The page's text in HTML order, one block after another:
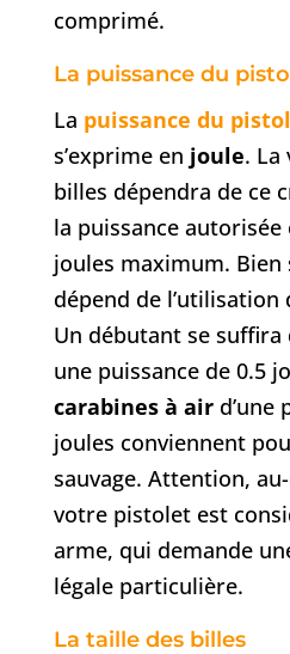
comprimé.
La puissance du
La puissance du
s’exprime en joule. La
billes dépendra de ce
la puissance
joules maximum. Bien
dépend de l’utilisation
Un débutant se suffira
une puissance de 0.5
carabines à aird’une
joules conviennent
sauvage. Attention,
votre pistolet est
arme, qui demande
légale particulière.
La taille des billes